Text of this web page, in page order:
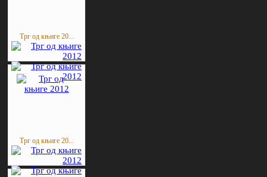
Трг од књиге 20...
Трг од књиге 20...